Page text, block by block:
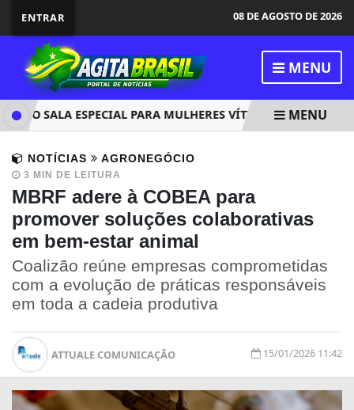
ENTRAR 08 DE AGOSTO DE 2026
MENU
SALA ESPECIAL PARA MULHERES VÍTIMAS DE VIOLÊNCIA
MENU
NOTÍCIAS AGRONEGÓCIO
3 MIN DE LEITURA
MBRF adere à COBEA para
promover soluções colaborativas
em bem-estar animal
Coalizão reúne empresas comprometidas
com a evolução de práticas responsáveis
em toda a cadeia produtiva
ATTUALE COMUNICAÇÃO 15/01/2026 11:42